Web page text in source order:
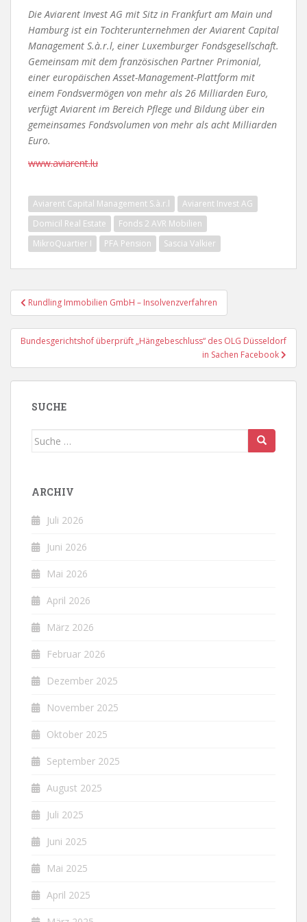
Die Aviarent Invest AG mit Sitz in Frankfurt am Main und
Hamburg ist ein Tochterunternehmen der Aviarent Capital
Management S.à.r.l, einer Luxemburger Fondsgesellschaft.
Gemeinsam mit dem französischen Partner Primonial,
einer europäischen Asset-Management-Plattform mit
einem Fondsvermögen von mehr als 26 Milliarden Euro,
verfügt Aviarent im Bereich Pflege und Bildung über ein
gemeinsames Fondsvolumen von mehr als acht Milliarden
Euro.
www.aviarent.lu
Aviarent Capital Management S.à.r.l
Aviarent Invest AG
Domicil Real Estate
Fonds 2 AVR Mobilien
MikroQuartier I
PFA Pension Sascia Valkier
Beitragsnavigation
Rundling Immobilien GmbH – Insolvenzverfahren
Bundesgerichtshof überprüft „Hängebeschluss“ des OLG Düsseldorf
in Sachen Facebook
SUCHE
Suche
ARCHIV
Juli 2026
Juni 2026
Mai 2026
April 2026
März 2026
Februar 2026
Dezember 2025
November 2025
Oktober 2025
September 2025
August 2025
Juli 2025
Juni 2025
Mai 2025
April 2025